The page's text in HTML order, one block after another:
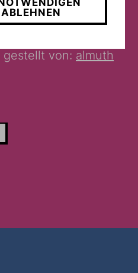
Volkstheater
gestellt von: almuth